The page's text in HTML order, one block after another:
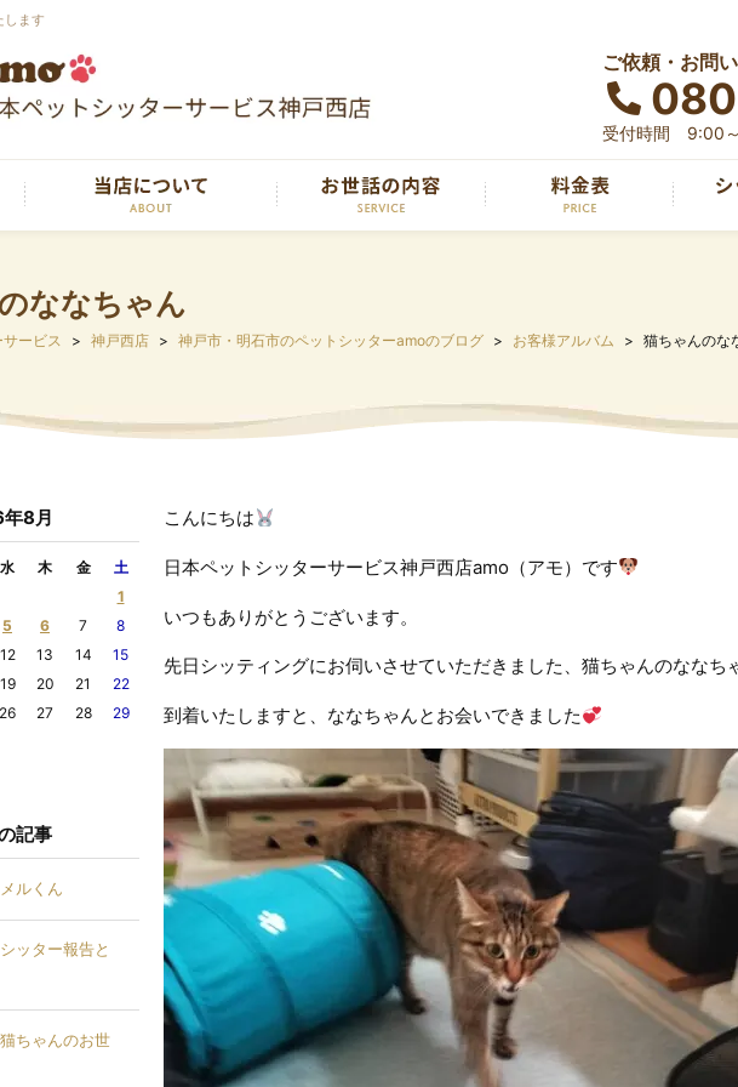
します
ご依頼・お問
受付時間 9:00
ななちゃん
ービス 神戸西店 神戸市・明石市のペットシッターamoのブログ お客様アルバム 猫ちゃんのな
こんにちは
日本ペットシッターサービス神戸西店amo（アモ）です
いつもありがとうございます。
先日シッティングにお伺いさせていただきました、猫ちゃんのななち
到着いたしますと、ななちゃんとお会いできました
8月
水 木 金 土
1
5 6 7
8
12 13 14
15
19 20 21
22
26 27 28
29
記事
ルくん
ッター報告と
猫ちゃんのお世